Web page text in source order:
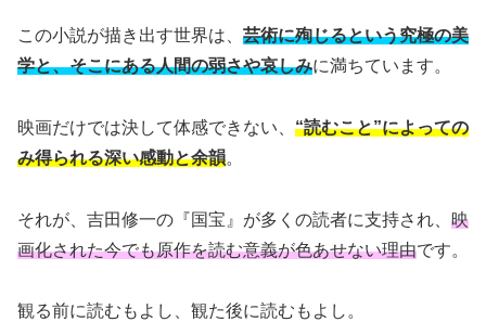
この小説が描き出す世界は、 芸術に殉じるという究極の美
学と、そこにある人間の弱さや哀しみに満ちています。
映画だけでは決して体感できない、 “読むこと”によっての
み得られる深い感動と余韻。
それが、吉田修一の『国宝』が多くの読者に支持され、 映
画化された今でも原作を読む意義が色あせない理由です。
観る前に読むもよし、観た後に読むもよし。